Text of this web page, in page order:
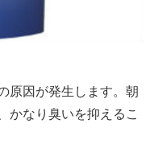
原因が発生します。朝
かなり臭いを抑えるこ